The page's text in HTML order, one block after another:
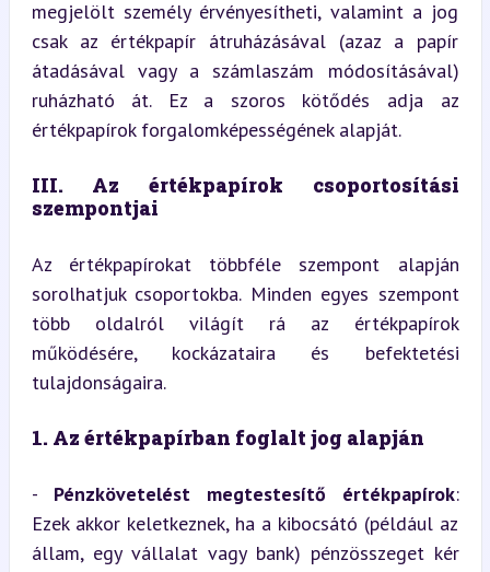
megjelölt személy érvényesítheti, valamint a jog
csak az értékpapír átruházásával (azaz a papír
átadásával vagy a számlaszám módosításával)
ruházható át. Ez a szoros kötődés adja az
értékpapírok forgalomképességének alapját.
III. Az értékpapírok csoportosítási
szempontjai
Az értékpapírokat többféle szempont alapján
sorolhatjuk csoportokba. Minden egyes szempont
több oldalról világít rá az értékpapírok
működésére, kockázataira és befektetési
tulajdonságaira.
1. Az értékpapírban foglalt jog alapján
- Pénzkövetelést megtestesítő értékpapírok:
Ezek akkor keletkeznek, ha a kibocsátó (például az
állam, egy vállalat vagy bank) pénzösszeget kér